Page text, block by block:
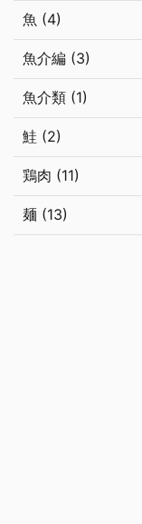
魚 (4)
魚介編 (3)
魚介類 (1)
鮭 (2)
鶏肉 (11)
麺 (13)